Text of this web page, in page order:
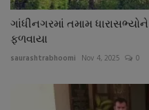
ગાંધીનગરમાં તમામ
ફળવાયા
saurashtrabhoomi Nov 4, 2025 0